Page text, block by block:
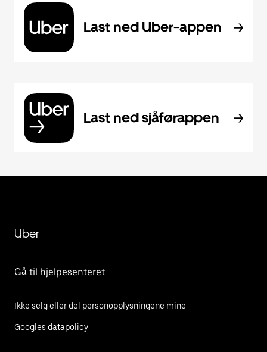
Last ned Uber-appen
Last ned sjåførappen
Uber
Gå til hjelpesenteret
Ikke selg eller del personopplysningene mine
Googles datapolicy